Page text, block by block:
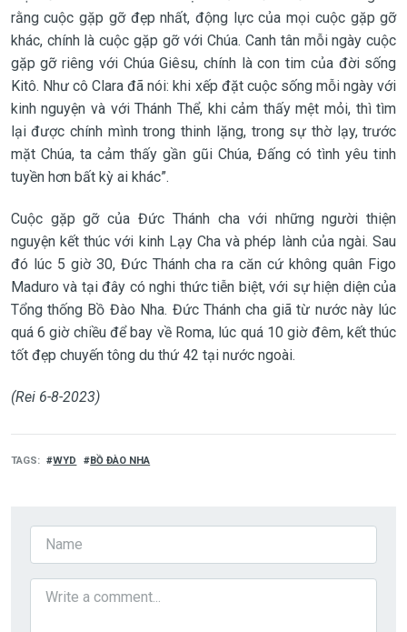
rằng cuộc gặp gỡ đẹp nhất, động lực của mọi cuộc gặp gỡ
khác, chính là cuộc gặp gỡ với Chúa. Canh tân mỗi ngày cuộc
gặp gỡ riêng với Chúa Giêsu, chính là con tim của đời sống
Kitô. Như cô Clara đã nói: khi xếp đặt cuộc sống mỗi ngày với
kinh nguyện và với Thánh Thể, khi cảm thấy mệt mỏi, thì tìm
lại được chính mình trong thinh lặng, trong sự thờ lạy, trước
mặt Chúa, ta cảm thấy gần gũi Chúa, Đấng có tình yêu tinh
tuyền hơn bất kỳ ai khác”.
Cuộc gặp gỡ của Đức Thánh cha với những người thiện
nguyện kết thúc với kinh Lạy Cha và phép lành của ngài. Sau
đó lúc 5 giờ 30, Đức Thánh cha ra căn cứ không quân Figo
Maduro và tại đây có nghi thức tiễn biệt, với sự hiện diện của
Tổng thống Bồ Đào Nha. Đức Thánh cha giã từ nước này lúc
quá 6 giờ chiều để bay về Roma, lúc quá 10 giờ đêm, kết thúc
tốt đẹp chuyến tông du thứ 42 tại nước ngoài.
(Rei 6-8-2023)
TAGS WYD BỒ ĐÀO NHA